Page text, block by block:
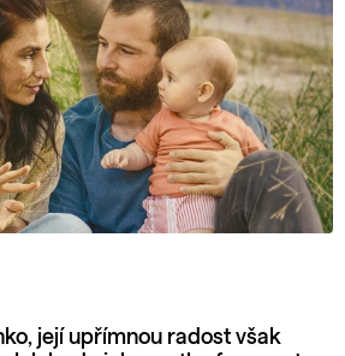
její upřímnou radost však